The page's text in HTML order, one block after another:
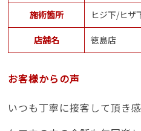
施術箇所 ヒジ下/ヒザ
店舗名 徳島店
お客様からの声
いつも丁寧に接客して頂き